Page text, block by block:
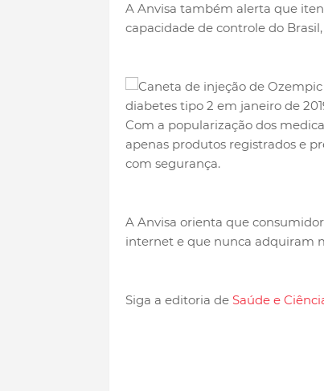
A Anvisa também alerta que
capacidade de controle do
diabetes tipo 2 em janeiro de
Com a popularização dos
apenas produtos registrados e
com segurança.
A Anvisa orienta que
internet e que nunca adquiram
Siga a editoria de Saúde e